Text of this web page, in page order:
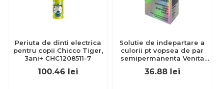
Periuta de dinti electrica
pentru copii Chicco Tiger,
3ani+ CHC1208511-7
100.46 lei
Solutie de indepartare a
culorii pt vopsea de par
semipermanenta Venita
Hair Color Remover, 115ml
15 ml
36.88 lei